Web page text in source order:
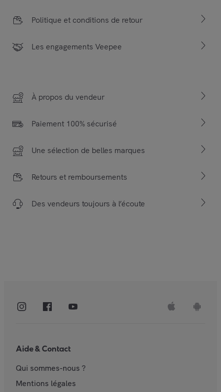
Politique et conditions de retour
Les engagements Veepee
À propos du vendeur
Paiement 100% sécurisé
Une sélection de belles marques
Retours et remboursements
Des vendeurs toujours à l’écoute
Aide & Contact
Qui sommes-nous ?
Mentions légales